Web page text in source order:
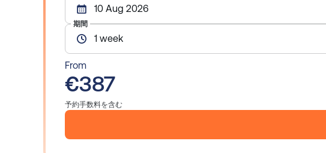
10 Aug 2026
期間
1 week
From
€387
予約手数料を含む